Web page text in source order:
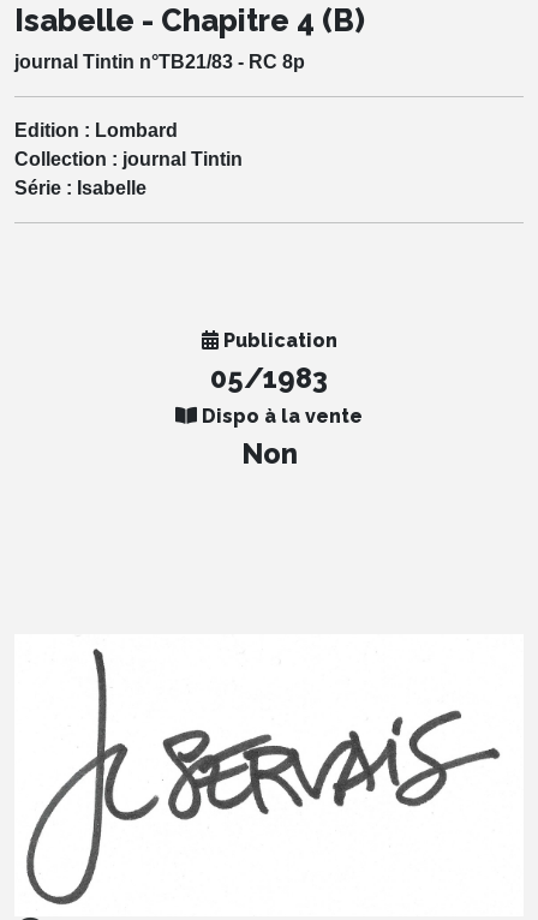
Isabelle - Chapitre 4 (B)
journal Tintin n°TB21/83 - RC 8p
Edition : Lombard
Collection : journal Tintin
Série : Isabelle
Publication
05/1983
Dispo à la vente
Non